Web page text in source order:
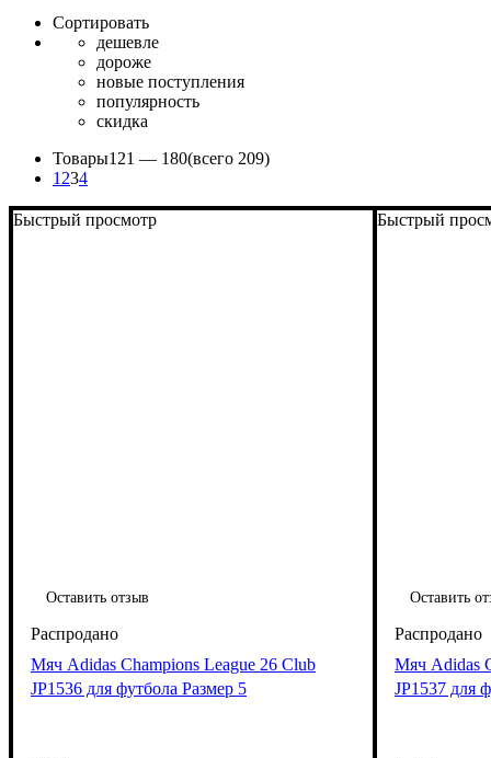
Сортировать
дешевле
дороже
новые поступления
популярность
скидка
Товары121 — 180(всего 209)
1 234
Быстрый просмотр
Оставить отзыв
Мяч Adidas Champions League 26 Club
JP1536 для футбола Размер 5
Быстрый
Оставить
Мяч Adidas
JP1537 для